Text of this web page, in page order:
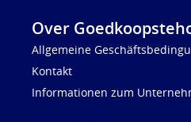
Over
Allgemeine
Kontakt
Informationen zum